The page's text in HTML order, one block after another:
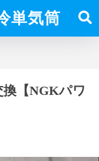
単気筒
換【NGKパワ